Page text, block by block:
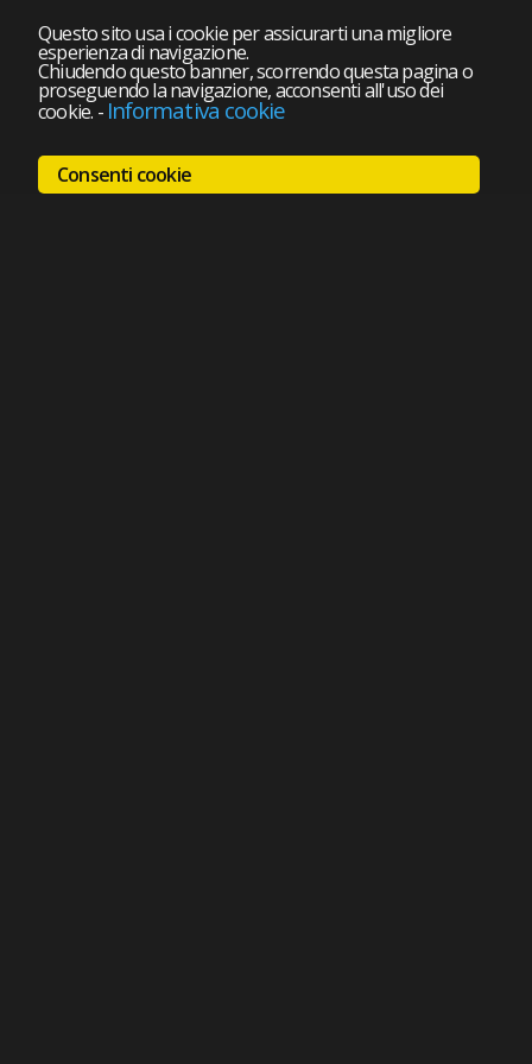
Questo sito usa i cookie per assicurarti una migliore
esperienza di navigazione.
Chiudendo questo banner, scorrendo questa pagina o
proseguendo la navigazione, acconsenti all'uso dei
cookie. - Informativa cookie
Consenti cookie